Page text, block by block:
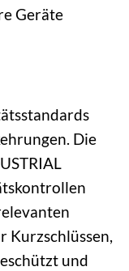
Geräte
Die
Kurzschlüssen,
und